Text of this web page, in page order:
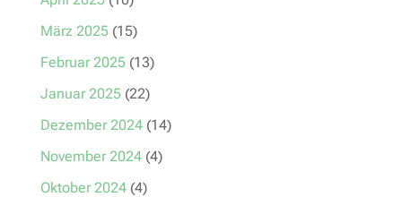
März 2025(15)
Februar 2025(13)
Januar 2025(22)
Dezember 2024(14)
November 2024(4)
Oktober 2024(4)